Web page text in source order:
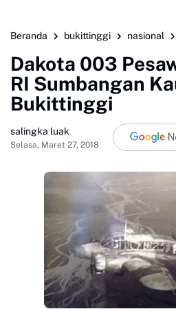
Beranda bukittinggi nasional
Dakota 003
RI Sumbangan
Bukittinggi
salingka luak
Selasa, Maret 27, 2018